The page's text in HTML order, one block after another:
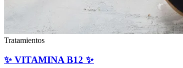
Tratamientos
✨ VITAMINA B12 ✨